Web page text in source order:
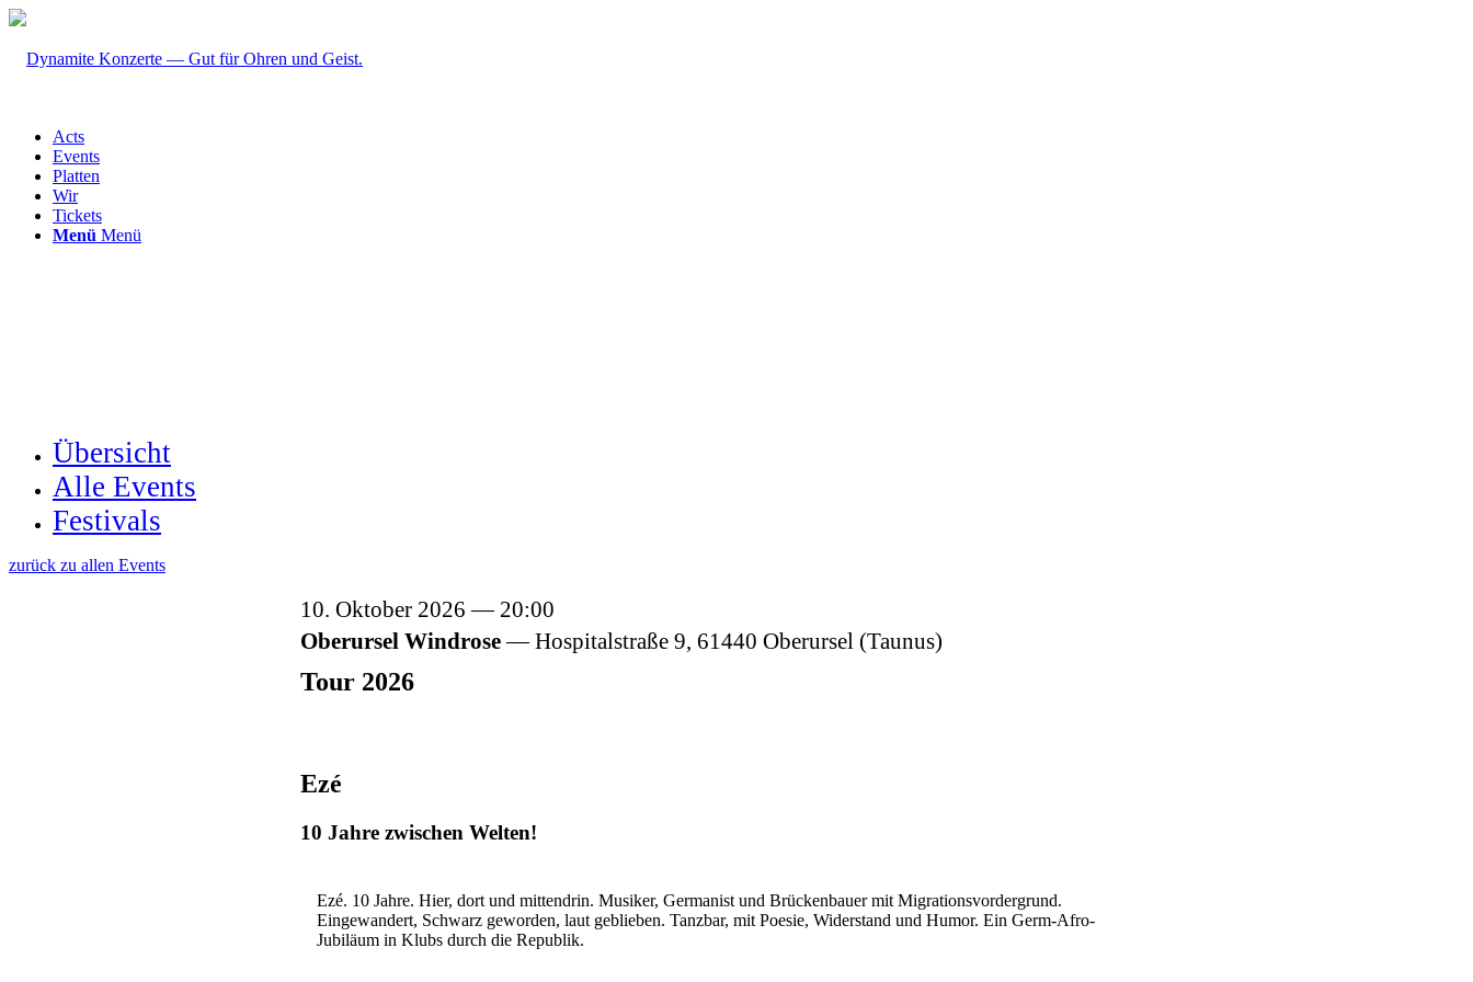
Acts
Events
Platten
Wir
Tickets
Menü Menü
Übersicht
Alle Events
Festivals
zurück zu allen Events
10. Oktober 2026
20:00
Oberursel Windrose
Hospitalstraße 9, 61440 Oberursel (Taunus)
Tour 2026
Ezé
10 Jahre zwischen Welten!
Ezé. 10 Jahre. Hier, dort und mittendrin. Musiker, Germanist und Brückenbauer mit Migrationsvordergrund.
Eingewandert, Schwarz geworden, laut geblieben. Tanzbar, mit Poesie, Widerstand und Humor. Ein Germ-Afro-
Jubiläum in Klubs durch die Republik.